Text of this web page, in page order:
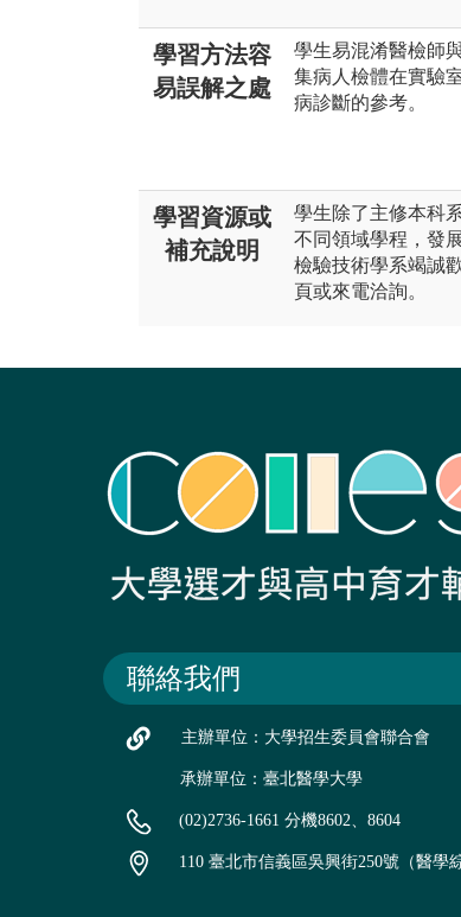
學習方法容
易誤解之處
學生易混淆醫檢師
集病人檢體在實驗
病診斷的參考。
學習資源或
補充說明
學生除了主修本科
不同領域學程，發
檢驗技術學系竭誠
頁或來電洽詢。
聯絡我們
主辦單位：大學招生委員會聯合會
承辦單位：臺北醫學大學
(02)2736-1661 分機8602、8604
110 臺北市信義區吳興街250號（醫學